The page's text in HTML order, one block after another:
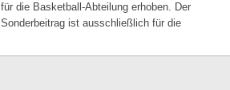
für die Basketball-Abteilung erhoben. Der
Sonderbeitrag ist ausschließlich für die